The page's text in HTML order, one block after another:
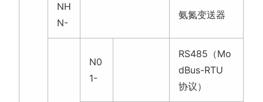
NH
N-
氨氮变送器
N0
1-
RS485（Mo
dBus-RTU
协议）